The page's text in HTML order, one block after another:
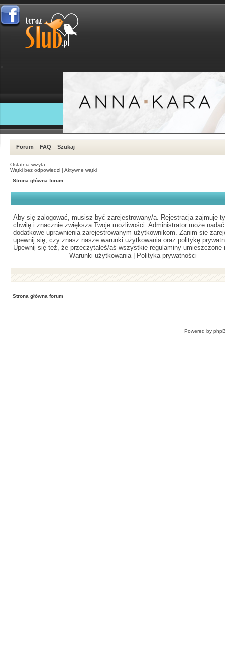
Forum FAQ Szukaj
Ostatnia wizyta:
Wątki bez odpowiedzi | Aktywne wątki
Strona główna forum
Aby się zalogować, musisz być zarejestrowany/a. Rejestracja zajmuje
chwilę i znacznie zwiększa Twoje możliwości. Administrator może nadać
dodatkowe uprawnienia zarejestrowanym użytkownikom. Zanim się
upewnij się, czy znasz nasze warunki użytkowania oraz politykę
Upewnij się też, że przeczytałeś/aś wszystkie regulaminy umieszczone
Warunki użytkowania| Polityka prywatności
Strona główna forum
Powered by